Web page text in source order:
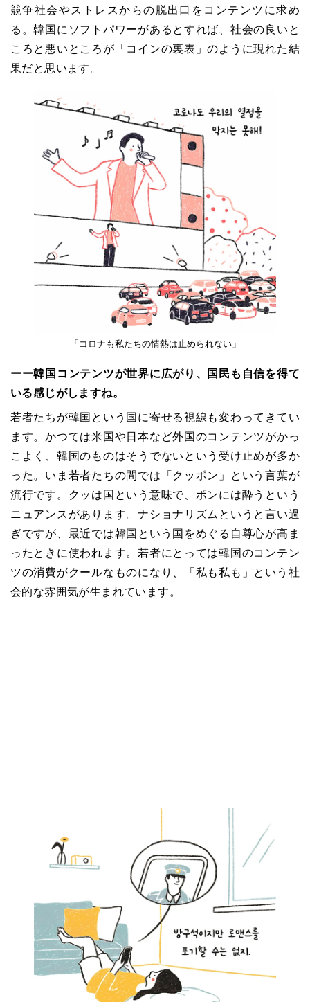
競争社会やストレスからの脱出口をコンテンツに求め
る。韓国にソフトパワーがあるとすれば、社会の良いと
ころと悪いところが「コインの裏表」のように現れた結
果だと思います。
「コロナも私たちの情熱は止められない」
ーー韓国コンテンツが世界に広がり、国民も自信を得て
いる感じがしますね。
若者たちが韓国という国に寄せる視線も変わってきてい
ます。かつては米国や日本など外国のコンテンツがかっ
こよく、韓国のものはそうでないという受け止めが多か
った。いま若者たちの間では「クッポン」という言葉が
流行です。クッは国という意味で、ポンには酔うという
ニュアンスがあります。ナショナリズムというと言い過
ぎですが、最近では韓国という国をめぐる自尊心が高ま
ったときに使われます。若者にとっては韓国のコンテン
ツの消費がクールなものになり、「私も私も」という社
会的な雰囲気が生まれています。